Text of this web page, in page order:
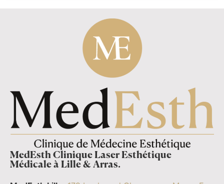
MedEsth Clinique Laser Esthétique
Médicale à Lille & Arras.